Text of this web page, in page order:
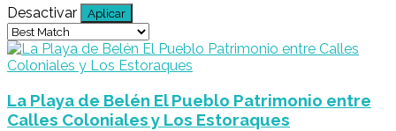
Desactivar Aplicar
La Playa de Belén El Pueblo Patrimonio entre
Calles Coloniales y Los Estoraques